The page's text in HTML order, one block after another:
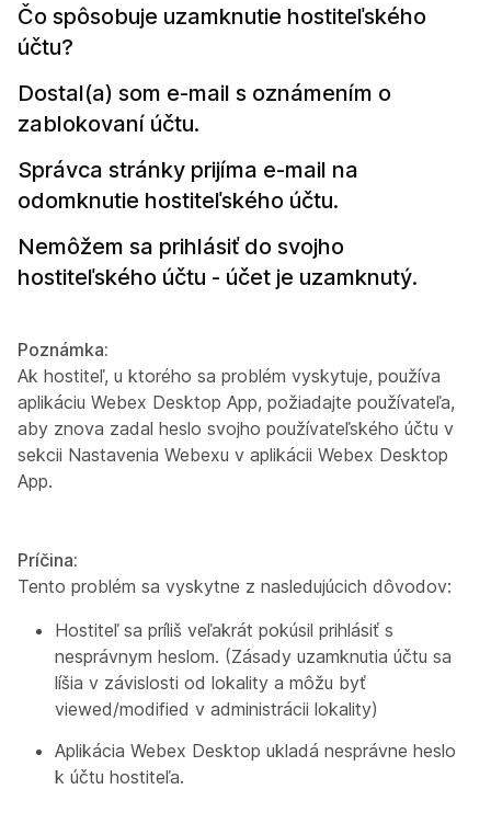
Čo spôsobuje uzamknutie hostiteľského
účtu?
Dostal(a) som e-mail s oznámením o
zablokovaní účtu.
Správca stránky prijíma e-mail na
odomknutie hostiteľského účtu.
Nemôžem sa prihlásiť do svojho
hostiteľského účtu - účet je uzamknutý.
Poznámka:
Ak hostiteľ, u ktorého sa problém vyskytuje, používa
aplikáciu Webex Desktop App, požiadajte používateľa,
aby znova zadal heslo svojho používateľského účtu v
sekcii Nastavenia Webexu v aplikácii Webex Desktop
App.
Príčina:
Tento problém sa vyskytne z nasledujúcich dôvodov:
Hostiteľ sa príliš veľakrát pokúsil prihlásiť s
nesprávnym heslom. (Zásady uzamknutia účtu sa
líšia v závislosti od lokality a môžu byť
viewed/modified v administrácii lokality)
Aplikácia Webex Desktop ukladá nesprávne heslo
k účtu hostiteľa.